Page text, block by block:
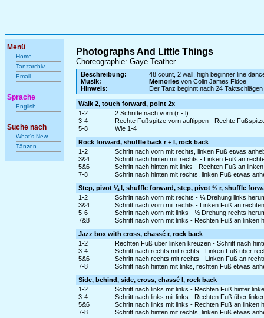
Menü
Home
Tanzarchiv
Email
Sprache
English
Suche nach
What's New
Tänzen
Photographs And Little Things
Choreographie: Gaye Teather
Beschreibung:
48 count, 2 wall, high beginner line
Musik:
Memoriesvon Colin James Fidoe
Hinweis:
Der Tanz beginnt nach 24 Taktschlägen
Walk 2, touch forward, point 2x
1-2
2 Schritte nach vorn (r - l)
3-4
Rechte Fußspitze vorn auftippen - Rechte
5-8
Wie 1-4
Rock forward, shuffle back r + l, rock back
1-2
Schritt nach vorn mit rechts, linken Fuß etwas
3&4
Schritt nach hinten mit rechts - Linken Fuß an
5&6
Schritt nach hinten mit links - Rechten Fuß an
7-8
Schritt nach hinten mit rechts, linken Fuß etwas
Step, pivot ¼ l, shuffle forward, step, pivot ½ r, shuffle
1-2
Schritt nach vorn mit rechts - ¼ Drehung links
3&4
Schritt nach vorn mit rechts - Linken Fuß an
5-6
Schritt nach vorn mit links - ½ Drehung rechts
7&8
Schritt nach vorn mit links - Rechten Fuß an linken
Jazz box with cross, chassé r, rock back
1-2
Rechten Fuß über linken kreuzen - Schritt nach
3-4
Schritt nach rechts mit rechts - Linken Fuß über
5&6
Schritt nach rechts mit rechts - Linken Fuß an
7-8
Schritt nach hinten mit links, rechten Fuß etwas
Side, behind, side, cross, chassé l, rock back
1-2
Schritt nach links mit links - Rechten Fuß hinter
3-4
Schritt nach links mit links - Rechten Fuß über
5&6
Schritt nach links mit links - Rechten Fuß an linken
7-8
Schritt nach hinten mit rechts, linken Fuß etwas